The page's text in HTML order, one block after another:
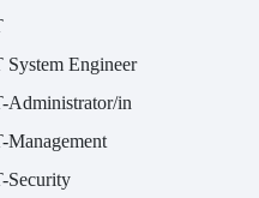
System Engineer
Administrator/in
Management
Security